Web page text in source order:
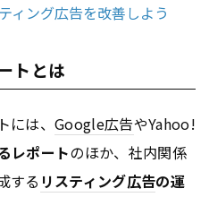
ィング広告を改善しよう
トとは
には、Google広告やYahoo!
レポートのほか、社内関係
する リスティング広告の運